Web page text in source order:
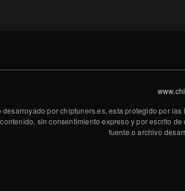
desarroyado por chiptuners.es, esta protegido por
sin consentimiento expreso y por escrito
fuente o archivo